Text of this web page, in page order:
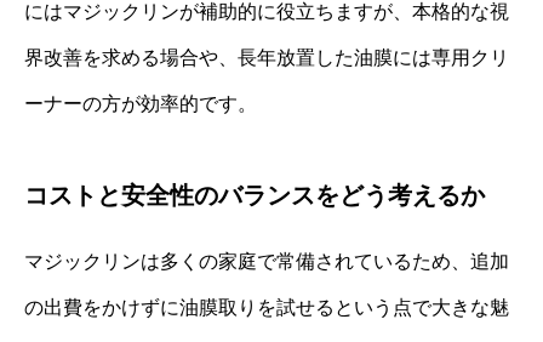
にはマジックリンが補助的に役立ちますが、本格的な視
界改善を求める場合や、長年放置した油膜には専用クリ
ーナーの方が効率的です。
コストと安全性のバランスをどう考えるか
マジックリンは多くの家庭で常備されているため、追加
の出費をかけずに油膜取りを試せるという点で大きな魅